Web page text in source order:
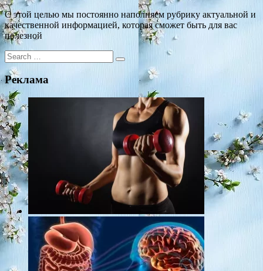
С этой целью мы постоянно наполняем рубрику актуальной и
качественной информацией, которая сможет быть для вас
полезной
Search
for:
Реклама